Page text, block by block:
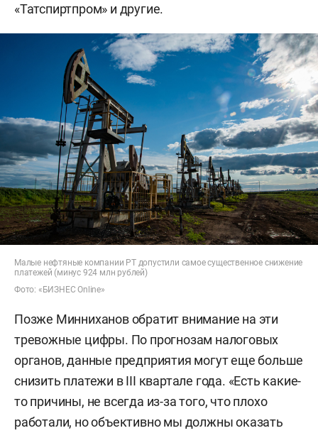
«Татспиртпром» и другие.
Малые нефтяные компании РТ допустили самое существенное снижение
платежей (минус 924 млн рублей)
Фото: «БИЗНЕС Online»
Позже Минниханов обратит внимание на эти
тревожные цифры. По прогнозам налоговых
органов, данные предприятия могут еще больше
снизить платежи в III квартале года. «Есть какие-
то причины, не всегда из-за того, что плохо
работали, но объективно мы должны оказать